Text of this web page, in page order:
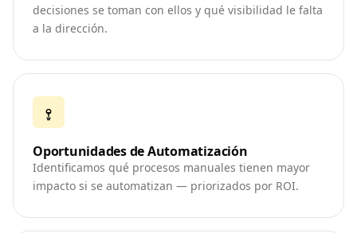
decisiones se toman con ellos y qué visibilidad le falta
a la dirección.
Oportunidades de Automatización
Identificamos qué procesos manuales tienen mayor
impacto si se automatizan — priorizados por ROI.